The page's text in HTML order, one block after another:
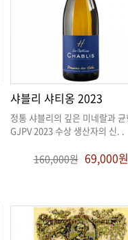
샤블리 샤티옹 2023
GJPV 2023 수상 생산자의 신. .
160,000원 69,000원